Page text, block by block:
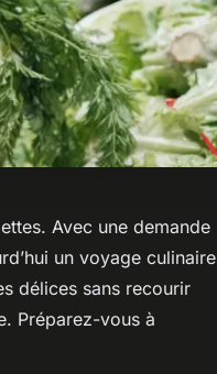
Avec une demande
un voyage culinaire
délices sans recourir
Préparez-vous à